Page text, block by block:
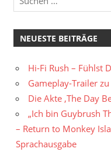
NEUESTE BEITRÄGE
Hi-Fi Rush – Fühlst
Gameplay-Trailer zu
Die Akte ‚The Day
„Ich bin Guybrush
– Return to Monkey
Sprachausgabe